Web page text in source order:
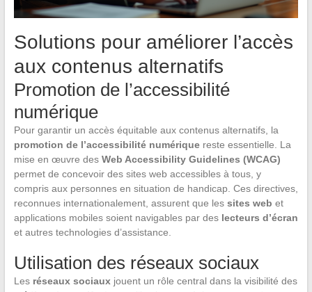
Solutions pour améliorer l’accès
aux contenus alternatifs
Promotion de l’accessibilité
numérique
Pour garantir un accès équitable aux contenus alternatifs, la
promotion de l’accessibilité numériquereste essentielle. La
mise en œuvre des Web Accessibility Guidelines (WCAG)
permet de concevoir des sites web accessibles à tous, y
compris aux personnes en situation de handicap. Ces directives,
reconnues internationalement, assurent que les sites web et
applications mobiles soient navigables par des lecteurs d’écran
et autres technologies d’assistance.
Utilisation des réseaux sociaux
Les réseaux sociauxjouent un rôle central dans la visibilité des